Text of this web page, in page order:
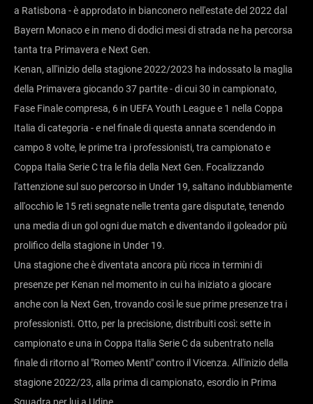
a Ratisbona - è approdato in bianconero nell'estate del 2022 dal
Bayern Monaco e in meno di dodici mesi di strada ne ha percorsa
tanta tra Primavera e Next Gen.
Kenan, all'inizio della stagione 2022/2023 ha indossato la maglia
della Primavera giocando 37 partite - di cui 30 in campionato,
Fase Finale compresa, 6 in UEFA Youth League e 1 nella Coppa
Italia di categoria - e nel finale di questa annata scendendo in
campo 8 volte, le prime tra i professionisti, tra campionato e
Coppa Italia Serie C tra le fila della Next Gen. Focalizzando
l'attenzione sul suo percorso in Under 19, saltano indubbiamente
all'occhio le 15 reti segnate nelle trenta gare disputate, tenendo
una media di un gol ogni due match e diventando il goleador più
prolifico della stagione in Under 19.
Una stagione che è diventata ancora più ricca in termini di
presenze per Kenan nel momento in cui ha iniziato a giocare
anche con la Next Gen, trovando così le sue prime presenze tra i
professionisti. Otto, per la precisione, distribuiti così: sette in
campionato e una in Coppa Italia Serie C da subentrato nella
finale di ritorno al "Romeo Menti" contro il Vicenza. All'inizio della
stagione 2022/23, alla prima di campionato, esordio in Prima
Squadra per lui a Udine.